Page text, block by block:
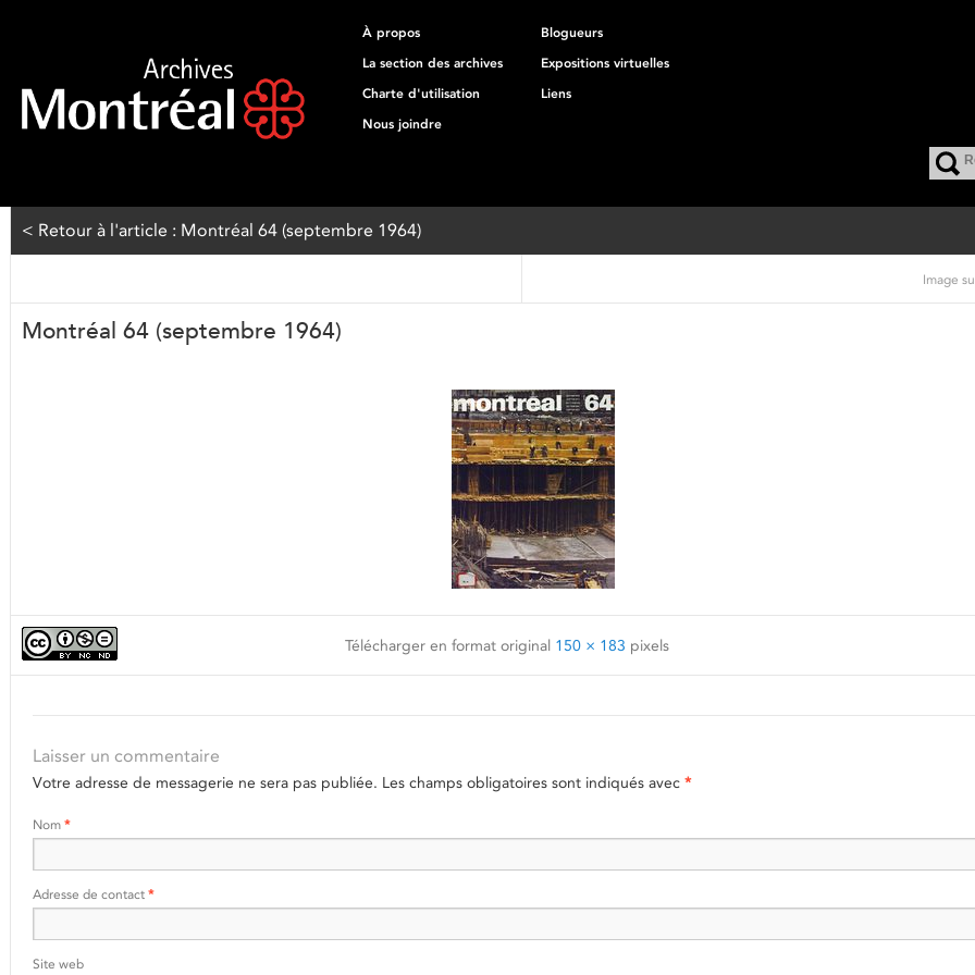
À propos
Blogueurs
La section des archives
Expositions virtuelles
Charte d'utilisation
Liens
Nous joindre
< Retour à l'article : Montréal 64 (septembre 1964)
Image
Montréal 64 (septembre 1964)
Télécharger en format original 150 × 183 pixels
Laisser un commentaire
Votre adresse de messagerie ne sera pas publiée. Les champs obligatoires sont indiqués avec *
Nom *
Adresse de contact *
Site web